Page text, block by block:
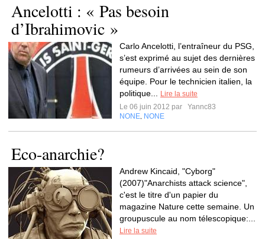
Ancelotti : « Pas besoin
d’Ibrahimovic »
Carlo Ancelotti, l’entraîneur du PSG,
s’est exprimé au sujet des dernières
rumeurs d’arrivées au sein de son
équipe. Pour le technicien italien, la
politique...
Lire la suite
Le 06 juin 2012 par
Yannc83
NONE NONE
Eco-anarchie?
Andrew Kincaid, "Cyborg"
(2007)"Anarchists attack science",
c'est le titre d'un papier du
magazine Nature cette semaine. Un
groupuscule au nom télescopique:...
Lire la suite